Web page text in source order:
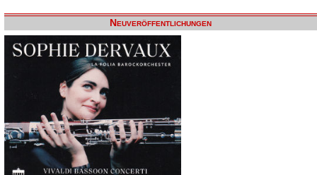
Neuveröffentlichungen